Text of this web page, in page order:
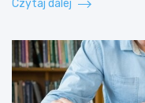
Czytaj dalej